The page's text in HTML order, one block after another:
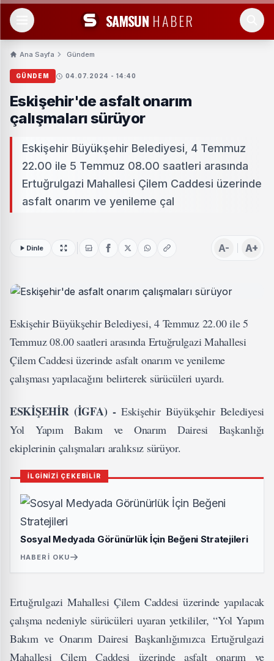
SAMSUN HABER
Ana Sayfa Gündem
GÜNDEM 04.07.2024 - 14:40
Eskişehir'de asfalt onarım
çalışmaları sürüyor
Eskişehir Büyükşehir Belediyesi, 4 Temmuz
22.00 ile 5 Temmuz 08.00 saatleri arasında
Ertuğrulgazi Mahallesi Çilem Caddesi üzerinde
asfalt onarım ve yenileme çal
Dinle A- A+
Eskişehir Büyükşehir Belediyesi, 4 Temmuz 22.00 ile 5
Temmuz 08.00 saatleri arasında Ertuğrulgazi Mahallesi
Çilem Caddesi üzerinde asfalt onarım ve yenileme
çalışması yapılacağını belirterek sürücüleri uyardı.
ESKİŞEHİR (İGFA) - Eskişehir Büyükşehir Belediyesi
Yol Yapım Bakım ve Onarım Dairesi Başkanlığı
ekiplerinin çalışmaları aralıksız sürüyor.
İLGİNİZİ ÇEKEBİLİR
Sosyal Medyada Görünürlük İçin Beğeni Stratejileri
HABERI OKU
Ertuğrulgazi Mahallesi Çilem Caddesi üzerinde yapılacak
çalışma nedeniyle sürücüleri uyaran yetkililer, “Yol Yapım
Bakım ve Onarım Dairesi Başkanlığımızca Ertuğrulgazi
Mahallesi Çilem Caddesi üzerinde asfalt onarım ve